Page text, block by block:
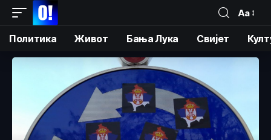
Аа
Политика Живот Бања Лука Свијет